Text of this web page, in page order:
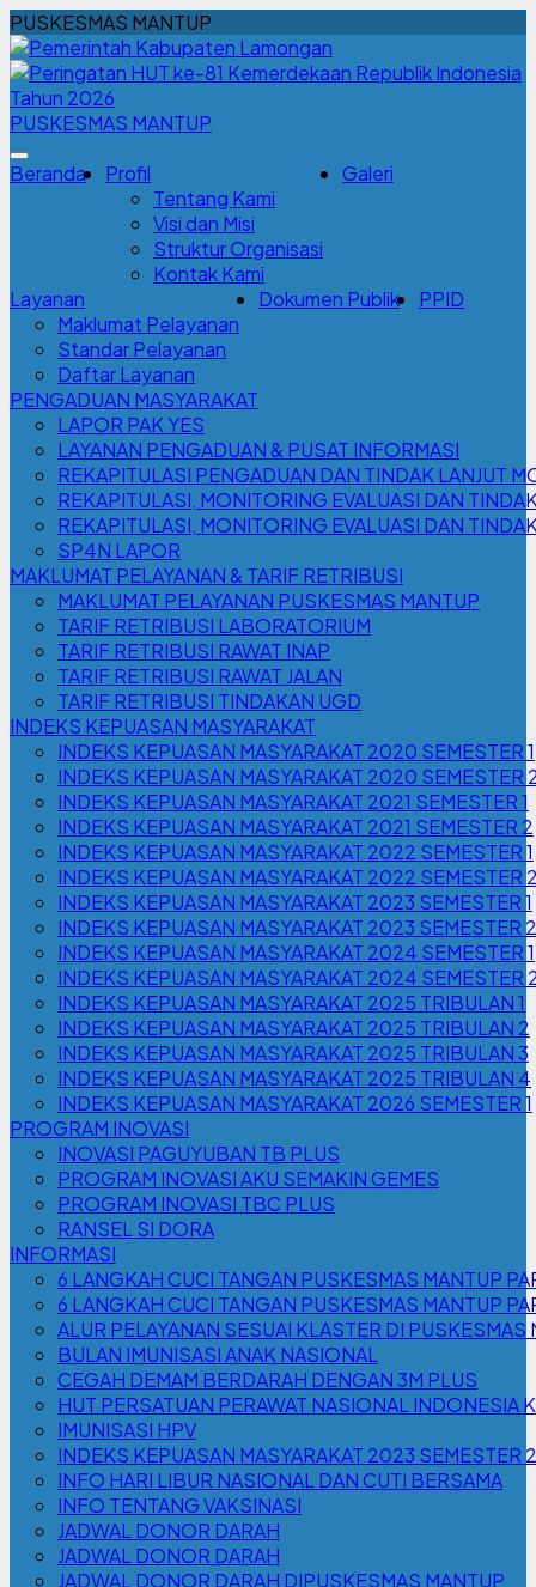
PUSKESMAS MANTUP
PUSKESMAS MANTUP
Beranda
Profil
Tentang Kami
Visi dan Misi
Struktur Organisasi
Kontak Kami
Galeri
Layanan
Maklumat Pelayanan
Standar Pelayanan
Daftar Layanan
Dokumen Publik PPID
PENGADUAN MASYARAKAT
LAPOR PAK YES
LAYANAN PENGADUAN & PUSAT INFORMASI
REKAPITULASI PENGADUAN DAN TINDAK LANJUT
REKAPITULASI, MONITORING EVALUASI DAN
REKAPITULASI, MONITORING EVALUASI DAN
SP4N LAPOR
MAKLUMAT PELAYANAN & TARIF RETRIBUSI
MAKLUMAT PELAYANAN PUSKESMAS MANTUP
TARIF RETRIBUSI LABORATORIUM
TARIF RETRIBUSI RAWAT INAP
TARIF RETRIBUSI RAWAT JALAN
TARIF RETRIBUSI TINDAKAN UGD
INDEKS KEPUASAN MASYARAKAT
INDEKS KEPUASAN MASYARAKAT 2020 SEMESTER 1
INDEKS KEPUASAN MASYARAKAT 2020 SEMESTER
INDEKS KEPUASAN MASYARAKAT 2021 SEMESTER 1
INDEKS KEPUASAN MASYARAKAT 2021 SEMESTER 2
INDEKS KEPUASAN MASYARAKAT 2022 SEMESTER 1
INDEKS KEPUASAN MASYARAKAT 2022 SEMESTER
INDEKS KEPUASAN MASYARAKAT 2023 SEMESTER 1
INDEKS KEPUASAN MASYARAKAT 2023 SEMESTER 2
INDEKS KEPUASAN MASYARAKAT 2024 SEMESTER 1
INDEKS KEPUASAN MASYARAKAT 2024 SEMESTER
INDEKS KEPUASAN MASYARAKAT 2025 TRIBULAN 1
INDEKS KEPUASAN MASYARAKAT 2025 TRIBULAN 2
INDEKS KEPUASAN MASYARAKAT 2025 TRIBULAN 3
INDEKS KEPUASAN MASYARAKAT 2025 TRIBULAN 4
INDEKS KEPUASAN MASYARAKAT 2026 SEMESTER 1
PROGRAM INOVASI
INOVASI PAGUYUBAN TB PLUS
PROGRAM INOVASI AKU SEMAKIN GEMES
PROGRAM INOVASI TBC PLUS
RANSEL SI DORA
INFORMASI
6 LANGKAH CUCI TANGAN PUSKESMAS MANTUP
6 LANGKAH CUCI TANGAN PUSKESMAS MANTUP
ALUR PELAYANAN SESUAI KLASTER DI PUSKESMAS
BULAN IMUNISASI ANAK NASIONAL
CEGAH DEMAM BERDARAH DENGAN 3M PLUS
HUT PERSATUAN PERAWAT NASIONAL INDONESIA
IMUNISASI HPV
INDEKS KEPUASAN MASYARAKAT 2023 SEMESTER 2
INFO HARI LIBUR NASIONAL DAN CUTI BERSAMA
INFO TENTANG VAKSINASI
JADWAL DONOR DARAH
JADWAL DONOR DARAH
JADWAL DONOR DARAH DIPUSKESMAS MANTUP